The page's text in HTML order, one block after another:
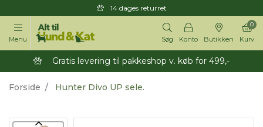
14 dages returret
Menu Søg Konto Butikken Kurv
0
Gratis levering til pakkeshop v. køb for 499,-
Forside Hunter Divo UP sele.